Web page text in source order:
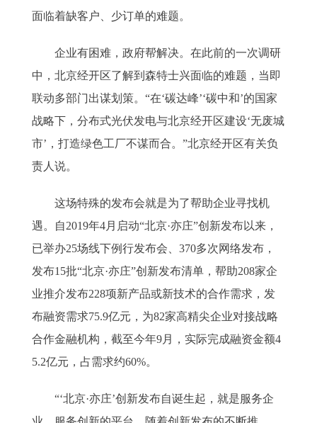
面临着缺客户、少订单的难题。
企业有困难，政府帮解决。在此前的一次调研
中，北京经开区了解到森特士兴面临的难题，当即
联动多部门出谋划策。“在‘碳达峰’‘碳中和’的国家
战略下，分布式光伏发电与北京经开区建设‘无废城
市’，打造绿色工厂不谋而合。”北京经开区有关负
责人说。
这场特殊的发布会就是为了帮助企业寻找机
遇。自2019年4月启动“北京·亦庄”创新发布以来，
已举办25场线下例行发布会、370多次网络发布，
发布15批“北京·亦庄”创新发布清单，帮助208家企
业推介发布228项新产品或新技术的合作需求，发
布融资需求75.9亿元，为82家高精尖企业对接战略
合作金融机构，截至今年9月，实际完成融资金额4
5.2亿元，占需求约60%。
“‘北京·亦庄’创新发布自诞生起，就是服务企